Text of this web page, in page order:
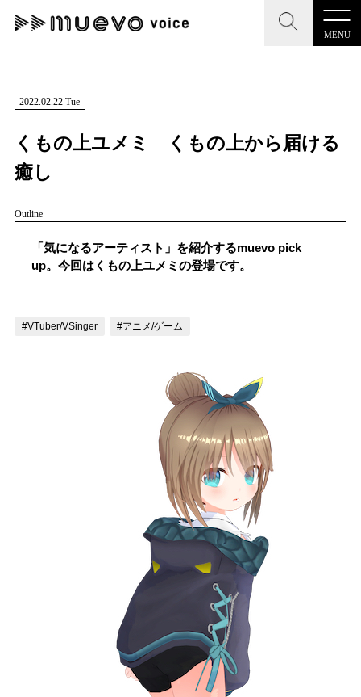
MENU
CLOSE
記事を検索する
人気ワード
#男性SSW #ポップス #女性SSW
CLOSE
"読者の声を形にする”音楽特化メディア
MENU
記事一覧
muevoクラウドファンディング
ぶいコミュ！by muevo
ぶいマガ！ by muevo
2022.02.22 Tue
くもの上ユメミ くもの上から届ける
癒し
Outline
「気になるアーティスト」を紹介するmuevo pick
up。今回はくもの上ユメミの登場です。
#VTuber/VSinger #アニメ/ゲーム